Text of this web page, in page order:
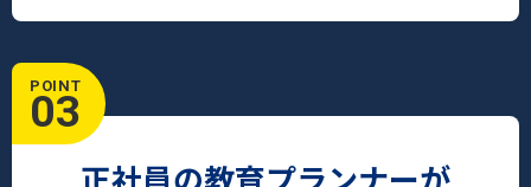
POINT
03